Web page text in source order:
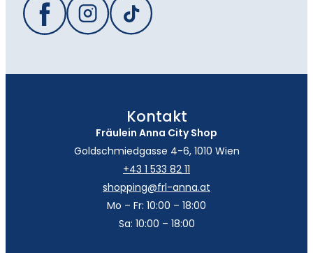
Kontakt
Fräulein Anna City Shop
Goldschmiedgasse 4-6, 1010 Wien
+43 1 533 82 11
shopping@frl-anna.at
Mo – Fr: 10:00 – 18:00
Sa: 10:00 – 18:00